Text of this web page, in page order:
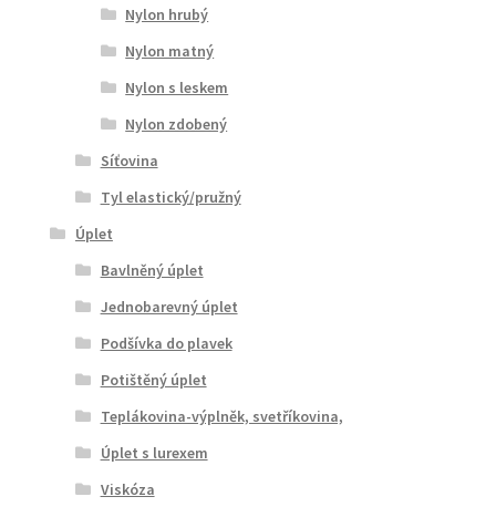
Nylon hrubý
Nylon matný
Nylon s leskem
Nylon zdobený
Síťovina
Tyl elastický/pružný
Úplet
Bavlněný úplet
Jednobarevný úplet
Podšívka do plavek
Potištěný úplet
Teplákovina-výplněk, svetříkovina,
Úplet s lurexem
Viskóza